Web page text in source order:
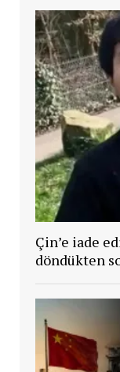
Çin’e iade
döndükten